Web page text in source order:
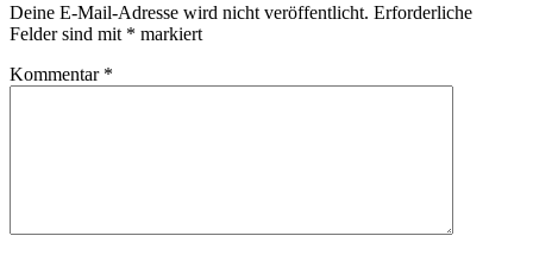
Deine E-Mail-Adresse wird nicht veröffentlicht. Erforderliche
Felder sind mit * markiert
Kommentar *